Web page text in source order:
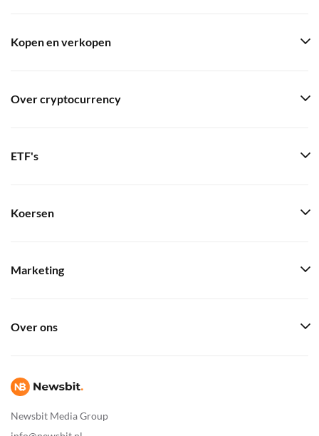
Newsbit Media Group
Kopen en verkopen
Over cryptocurrency
ETF's
Koersen
Marketing
Over ons